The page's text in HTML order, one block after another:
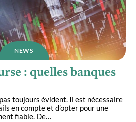
NEWS
: quelles banques
toujours évident. Il est nécessaire
en compte et d’opter pour une
fiable. De…